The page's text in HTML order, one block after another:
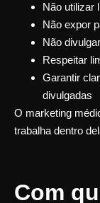
Não utilizar
Não expor
Não
Respeitar
Garantir
divulgadas
O marketing
trabalha dentro
Com